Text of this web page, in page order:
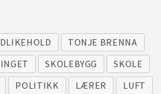
TONJE BRENNA
SKOLEBYGG
SKOLE
POLITIKK LÆRER
LUFT